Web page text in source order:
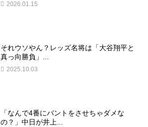
2026.01.15
それウソやん？レッズ名将は「大谷翔平と
真っ向勝負」...
2025.10.03
「なんで4番にバントをさせちゃダメな
の？」中日が井上...